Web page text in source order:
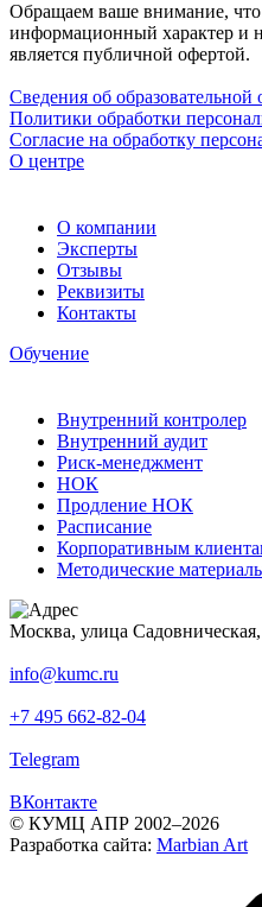
Обращаем ваше внимание,
информационный характер и
является публичной офертой.
Сведения об образовательной
Политики обработки
Согласие на обработку
О центре
О компании
Эксперты
Отзывы
Реквизиты
Контакты
Обучение
Внутренний контролер
Внутренний аудит
Риск-менеджмент
НОК
Продление НОК
Расписание
Корпоративным
Методические
Москва, улица
info@kumc.ru
+7 495 662-82-04
Telegram
ВКонтакте
© КУМЦ АПР 2002–2026
Разработка сайта: Marbian Art